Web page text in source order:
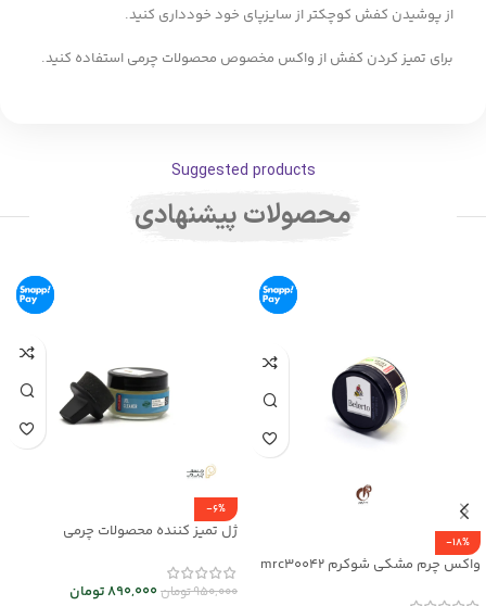
از پوشیدن کفش کوچکتر از سایزپای خود خودداری کنید.
برای تمیز کردن کفش از واکس مخصوص محصولات چرمی استفاده کنید.
Suggested products
محصولات پیشنهادی
-18%
واکس چرم مشکی شوکرم mrc30042
-6%
ژل تمیز کننده محصولات چرمی
950,000تومان890,000تومان